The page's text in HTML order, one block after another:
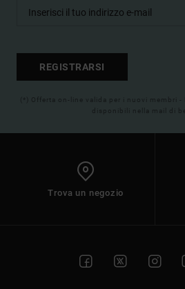
REGISTRARSI
(*) Offerta on-line valida per i nuovi membri
disponibili nella mail di
Trova un negozio